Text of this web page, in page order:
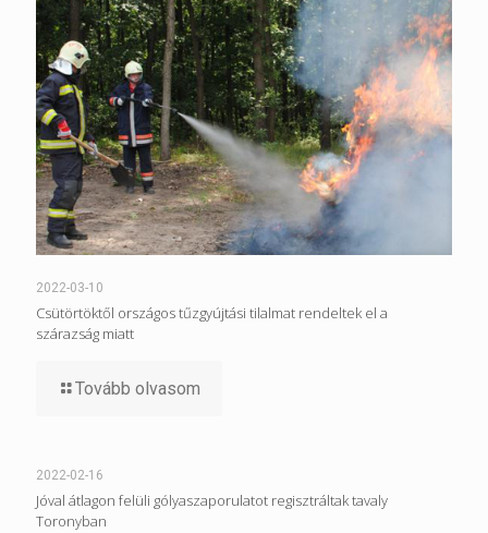
2022-03-10
Csütörtöktől országos tűzgyújtási tilalmat rendeltek el a
szárazság miatt
Tovább olvasom
2022-02-16
Jóval átlagon felüli gólyaszaporulatot regisztráltak tavaly
Toronyban